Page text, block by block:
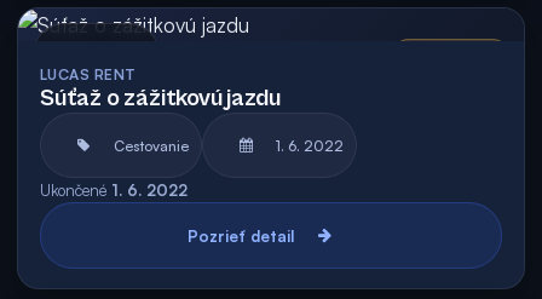
LUCAS RENT
Súťaž o zážitkovú jazdu
Cestovanie 1. 6. 2022
Ukončené 1. 6. 2022
Pozrieť detail